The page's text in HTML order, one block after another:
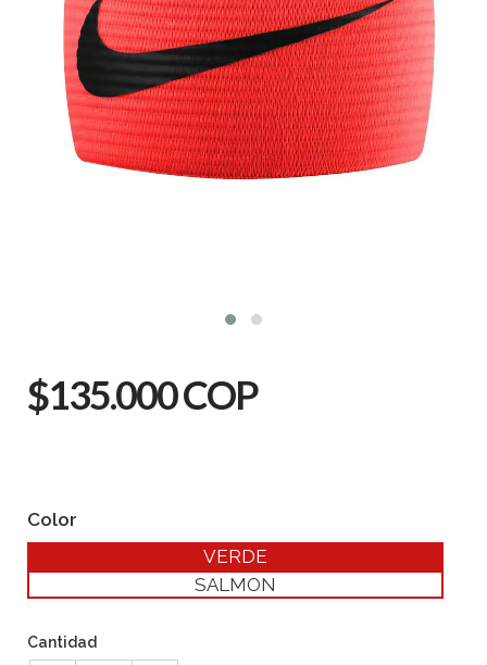
$135.000 COP
Color
VERDE
SALMON
Cantidad